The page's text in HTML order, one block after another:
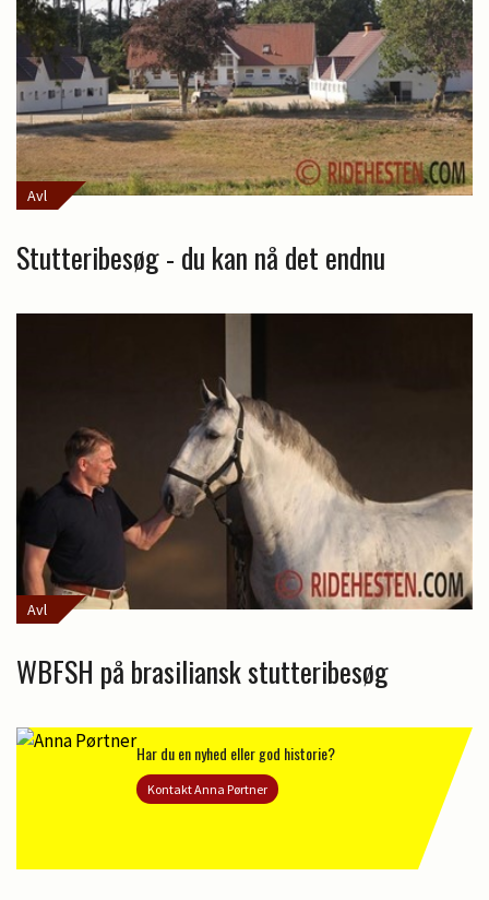
Avl
Stutteribesøg - du kan nå det endnu
Avl
WBFSH på brasiliansk stutteribesøg
Har du en nyhed eller god historie?
Kontakt Anna Pørtner